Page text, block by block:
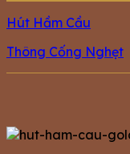
Hút Hầm Cầu
Thông Cống Nghẹt